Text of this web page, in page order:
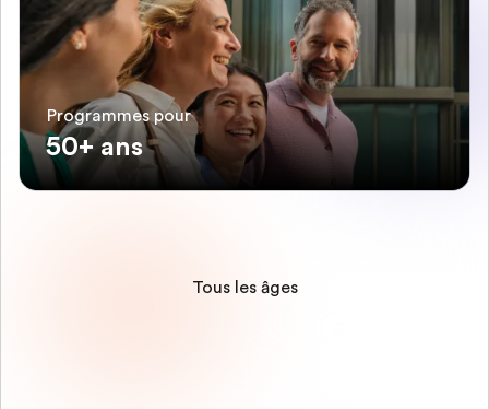
Programmes pour
50+ ans
Tous les âges